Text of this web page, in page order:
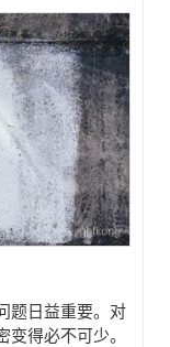
题日益重要。对
得必不可少。